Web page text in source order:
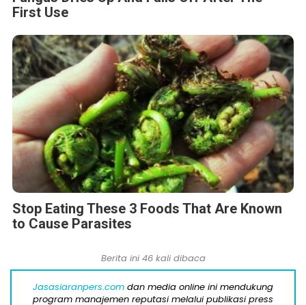
First Use
Stop Eating These 3 Foods That Are Known
to Cause Parasites
Berita ini 46 kali dibaca
Jasasiaranpers.com dan media online ini mendukung
program manajemen reputasi melalui publikasi press